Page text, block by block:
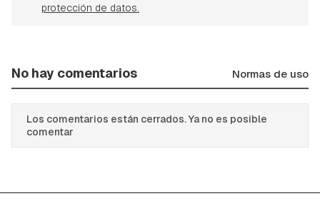
protección de datos.
No hay comentarios Normas de uso
Los comentarios están cerrados. Ya no es posible
comentar